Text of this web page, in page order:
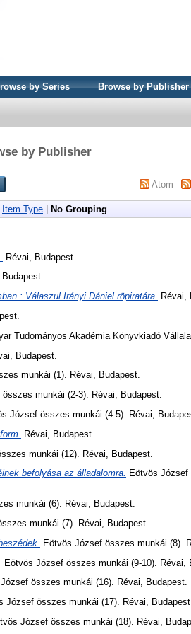
by Series Browse by Publisher
by Publisher
Atom
Item Type No Grouping
Révai, Budapest.
Budapest.
: Válaszul Irányi Dániel röpiratára. Révai,
Tudományos Akadémia Könyvkiadó
Budapest.
munkái (1). Révai, Budapest.
munkái (2-3). Révai, Budapest.
József összes munkái (4-5). Révai,
Révai, Budapest.
munkái (12). Révai, Budapest.
befolyása az álladalomra. Eötvös
munkái (6). Révai, Budapest.
munkái (7). Révai, Budapest.
Eötvös József összes munkái (8).
Eötvös József összes munkái (9-10). Révai,
összes munkái (16). Révai, Budapest.
József összes munkái (17). Révai,
József összes munkái (18). Révai,